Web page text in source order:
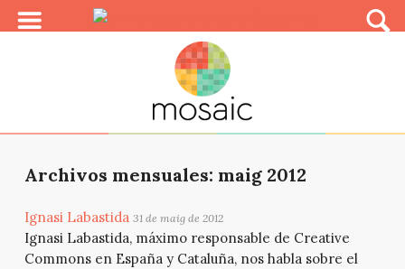
Archivos mensuales: maig 2012
Ignasi Labastida 31 de maig de 2012
Ignasi Labastida, máximo responsable de Creative
Commons en España y Cataluña, nos habla sobre el